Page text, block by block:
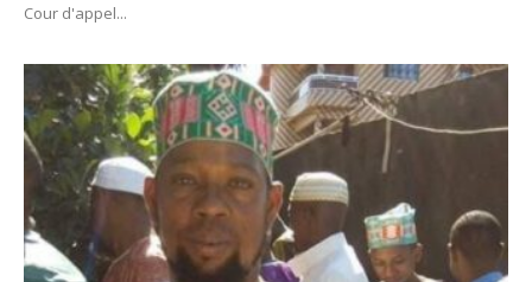
Cour d'appel...